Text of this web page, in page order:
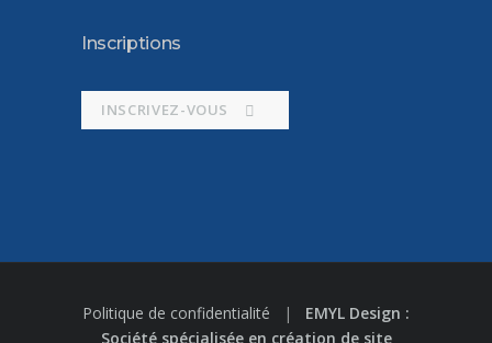
Inscriptions
INSCRIVEZ-VOUS
Politique de confidentialité | EMYL Design :
Société spécialisée en création de site